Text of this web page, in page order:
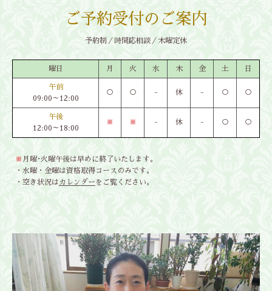
ご予約受付のご案内
予約制／時間応相談／木曜定休
曜日 月 火 水 木 金 土 日
午前
09:00～12:00
○ ○ - 休 - ○ ○
午後
12:00～18:00
※ ※ - 休 - ○ ○
※ 月曜･火曜午後は早めに終了いたします。
・水曜・金曜は資格取得コースのみです。
・空き状況は カレンダーをご覧ください。